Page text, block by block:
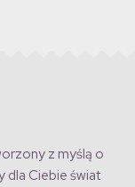
z myślą o
dla Ciebie świat